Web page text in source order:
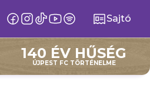
Sajtó
140 ÉV HŰSÉG
ÚJPEST FC TÖRTÉNELME